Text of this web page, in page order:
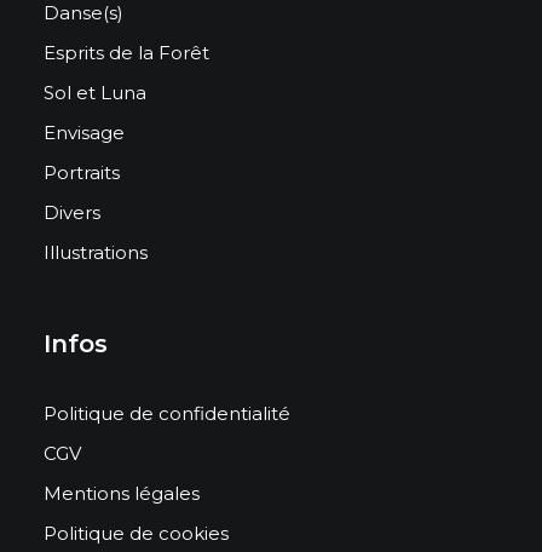
Danse(s)
Esprits de la Forêt
Sol et Luna
Envisage
Portraits
Divers
Illustrations
Infos
Politique de confidentialité
CGV
Mentions légales
Politique de cookies